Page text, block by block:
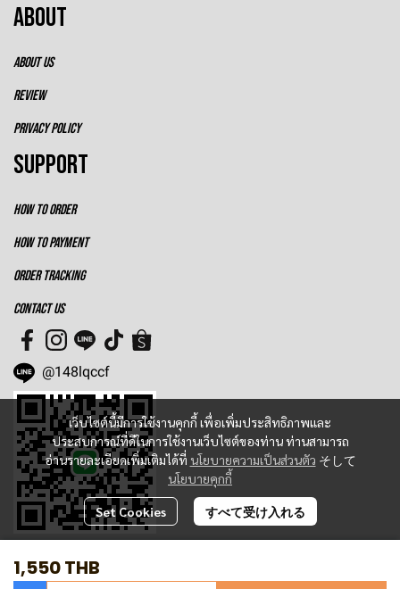
1,550 THB
เว็บไซต์นี้มีการใช้งานคุกกี้ เพื่อเพิ่มประสิทธิภาพและ
ประสบการณ์ที่ดีในการใช้งานเว็บไซต์ของท่าน ท่านสามารถ
อ่านรายละเอียดเพิ่มเติมได้ที่ นโยบายความเป็นส่วนตัว そして
นโยบายคุกกี้
Set Cookies すべて受け入れる
ABOUT
ABOUT US
REVIEW
PRIVACY POLICY
SUPPORT
HOW TO ORDER
HOW TO PAYMENT
ORDER TRACKING
CONTACT US
@148lqccf
Today Visitor1,647